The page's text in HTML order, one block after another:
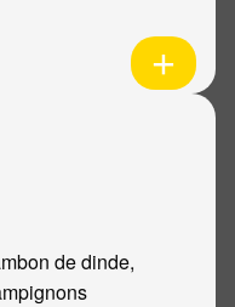
de dinde,